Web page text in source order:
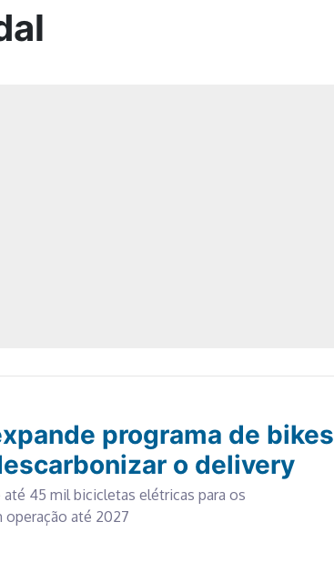
programa de bikes
o delivery
45 mil bicicletas elétricas para os
até 2027